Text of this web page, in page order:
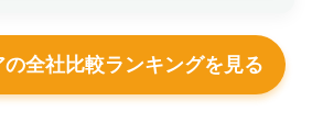
全社比較ランキングを見る